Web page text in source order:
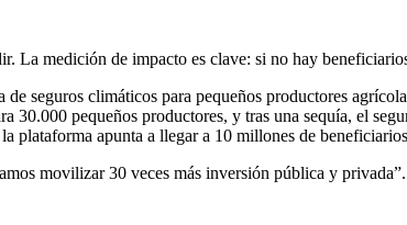
La medición de impacto es clave: si no hay
seguros climáticos para pequeños productores
pequeños productores, y tras una sequía, el
apunta a llegar a 10 millones de
movilizar 30 veces más inversión pública y privada”.